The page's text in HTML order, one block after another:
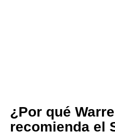
¿Por qué
recomienda el